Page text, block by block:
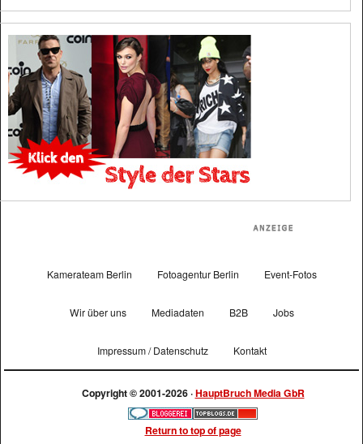
Kamerateam Berlin Fotoagentur Berlin Event-Fotos
Wir über uns Mediadaten B2B Jobs
Impressum / Datenschutz Kontakt
Copyright © 2001-2026 ·HauptBruch Media GbR
Return to top of page